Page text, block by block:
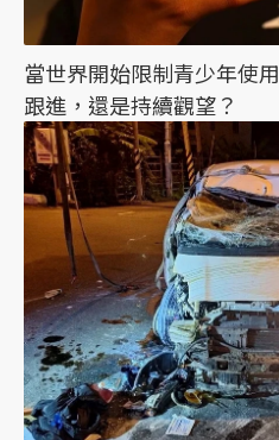
當世界開始限制青少年使
跟進，還是持續觀望？